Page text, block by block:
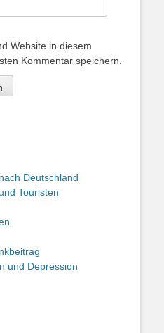
Website in diesem
Kommentar speichern.
Deutschland
Touristen
und Depression